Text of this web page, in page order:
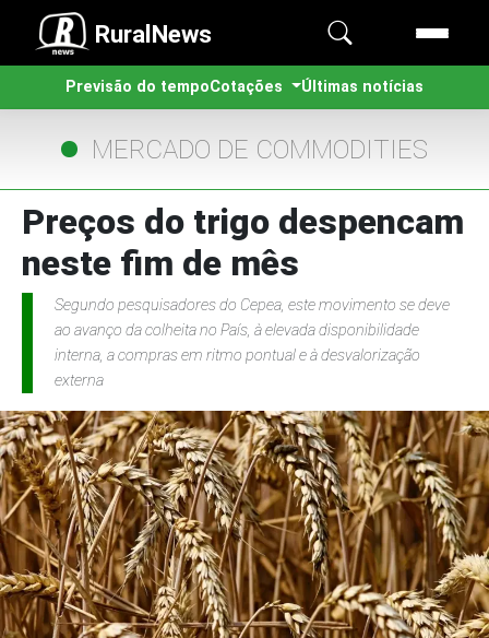
RuralNews
Previsão do tempoCotações Últimas notícias
MERCADO DE COMMODITIES
Preços do trigo despencam
neste fim de mês
Segundo pesquisadores do Cepea, este movimento se deve
ao avanço da colheita no País, à elevada disponibilidade
interna, a compras em ritmo pontual e à desvalorização
externa